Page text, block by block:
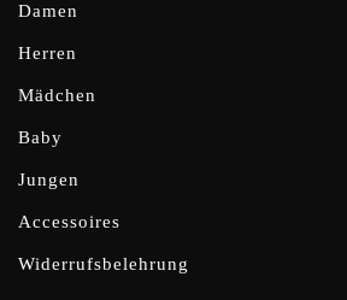
Damen
Herren
Mädchen
Baby
Jungen
Accessoires
Widerrufsbelehrung